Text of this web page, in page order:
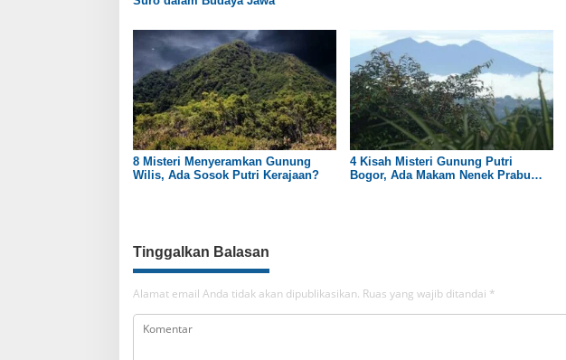
8 Misteri Menyeramkan Gunung
Wilis, Ada Sosok Putri Kerajaan?
4 Kisah Misteri Gunung Putri
Bogor, Ada Makam Nenek Prabu
Tinggalkan Balasan
Alamat email Anda tidak akan dipublikasikan. Ruas yang wajib ditandai *